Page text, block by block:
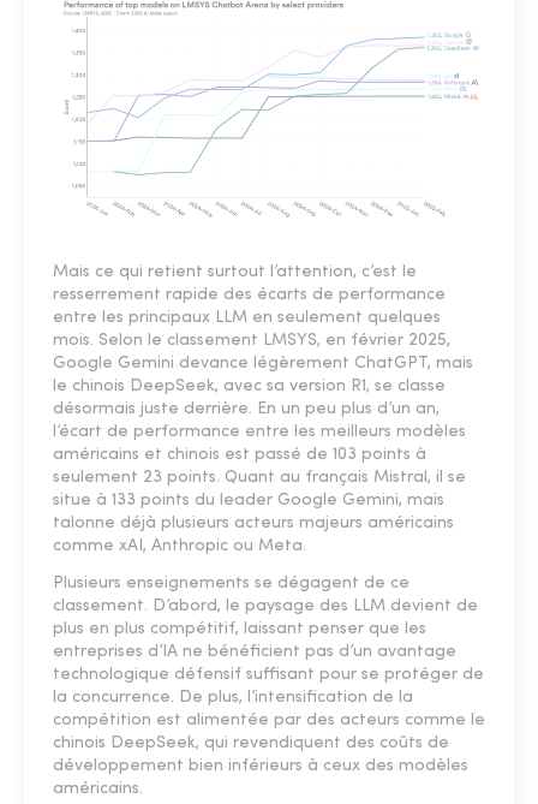
Mais ce qui retient surtout l’attention, c’est le
resserrement rapide des écarts de performance
entre les principaux LLM en seulement quelques
mois. Selon le classement LMSYS, en février 2025,
Google Gemini devance légèrement ChatGPT, mais
le chinois DeepSeek, avec sa version R1, se classe
désormais juste derrière. En un peu plus d’un an,
l’écart de performance entre les meilleurs modèles
américains et chinois est passé de 103 points à
seulement 23 points. Quant au français Mistral, il se
situe à 133 points du leader Google Gemini, mais
talonne déjà plusieurs acteurs majeurs américains
comme xAI, Anthropic ou Meta.
Plusieurs enseignements se dégagent de ce
classement. D’abord, le paysage des LLM devient de
plus en plus compétitif, laissant penser que les
entreprises d’IA ne bénéficient pas d’un avantage
technologique défensif suffisant pour se protéger de
la concurrence. De plus, l’intensification de la
compétition est alimentée par des acteurs comme le
chinois DeepSeek, qui revendiquent des coûts de
développement bien inférieurs à ceux des modèles
américains.